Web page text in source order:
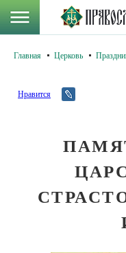
Главная Церковь
Нравится